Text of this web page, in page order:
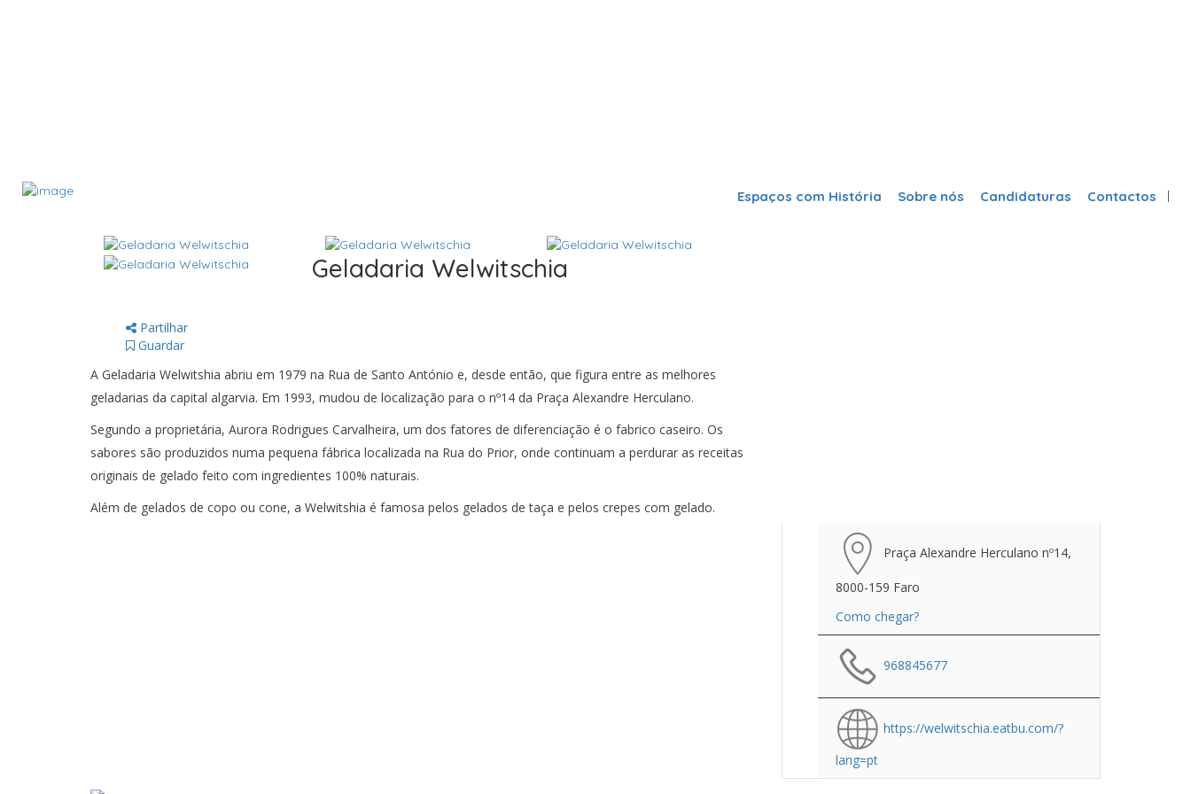
Espaços com História Sobre nós Candidaturas Contactos
Geladaria Welwitschia
Partilhar
Guardar
A Geladaria Welwitshia abriu em 1979 na Rua de Santo António e, desde então, que figura entre as melhores
geladarias da capital algarvia. Em 1993, mudou de localização para o nº14 da Praça Alexandre Herculano.
Segundo a proprietária, Aurora Rodrigues Carvalheira, um dos fatores de diferenciação é o fabrico caseiro. Os
sabores são produzidos numa pequena fábrica localizada na Rua do Prior, onde continuam a perdurar as receitas
originais de gelado feito com ingredientes 100% naturais.
Além de gelados de copo ou cone, a Welwitshia é famosa pelos gelados de taça e pelos crepes com gelado.
Praça Alexandre Herculano nº14,
8000-159 Faro
Como chegar?
968845677
https://welwitschia.eatbu.com/?
lang=pt